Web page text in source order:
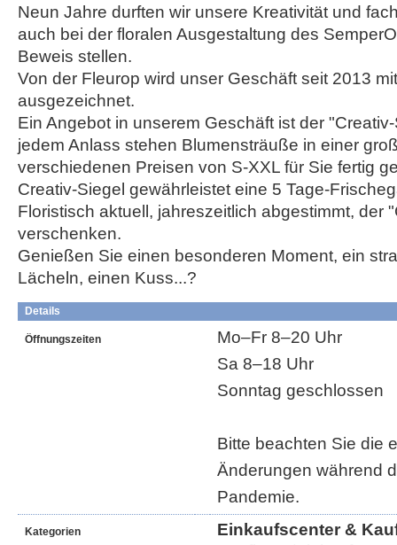
Neun Jahre durften wir unsere Kreativität und
auch bei der floralen Ausgestaltung des
Beweis stellen.
Von der Fleurop wird unser Geschäft seit 2013
ausgezeichnet.
Ein Angebot in unserem Geschäft ist der
jedem Anlass stehen Blumensträuße in einer
verschiedenen Preisen von S-XXL für Sie fertig
Creativ-Siegel gewährleistet eine 5 Tage-
Floristisch aktuell, jahreszeitlich abgestimmt, der
verschenken.
Genießen Sie einen besonderen Moment, ein
Lächeln, einen Kuss...?
Details
Öffnungszeiten
Mo–Fr 8–20 Uhr
Sa 8–18 Uhr
Sonntag geschlossen
Bitte beachten Sie die
Änderungen während
Pandemie.
Kategorien
Einkaufscenter &